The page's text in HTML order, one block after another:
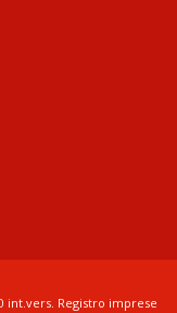
int.vers. Registro imprese